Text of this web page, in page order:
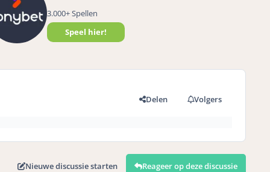
3.000+ Spellen
Speel hier!
Delen Volgers
Nieuwe discussie starten Reageer op deze discussie